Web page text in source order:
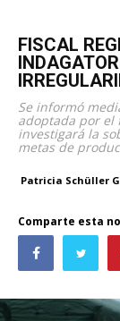
FISCAL
Se informó
adoptada por el
investigará la
metas de
Patricia Schüller
Comparte esta